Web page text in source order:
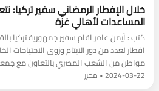
خلال الإفطار الرمضاني سفير تركيا:
المساعدات لأهالي غزة
كتب : أيمن عامر اقام سفير جمهورية تركيا
مواطن من الشعب المصري بالتعاون مع
2024-03-22 • محرر